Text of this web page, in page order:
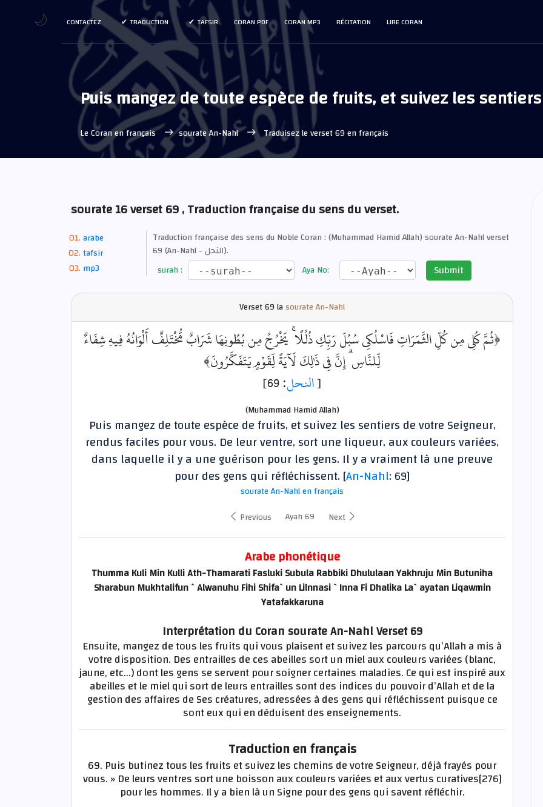
LIRE CORAN
RÉCITATION
CORAN MP3
CORAN PDF
TAFSIR
TRADUCTION
CONTACTEZ
Puis mangez de toute espèce de fruits, et suivez les
Le Coran en français sourate An-Nahl Traduisez le verset 69 en français
sourate 16 verset 69 , Traduction française du sens du verset.
arabe
tafsir
mp3
Traduction française des sens du Noble Coran : (Muhammad Hamid Allah) sourate An-Nahl verset
69 (An-Nahl - النحل).
surah :
Aya No: Submit
Verset69 lasourate An-Nahl
﴿ثُمَّ كُلِي مِن كُلِّ الثَّمَرَاتِ فَاسْلُكِي سُبُلَ رَبِّكِ ذُلُلًا ۚ يَخْرُجُ مِن بُطُونِهَا شَرَابٌ مُّخْتَلِفٌ أَلْوَانُهُ فِيهِ شِفَاءٌ
لِّلنَّاسِ ۗ إِنَّ فِي ذَٰلِكَ لَآيَةً لِّقَوْمٍ يَتَفَكَّرُونَ﴾
[النحل: 69]
(Muhammad Hamid Allah)
Puis mangez de toute espèce de fruits, et suivez les sentiers de votre Seigneur,
rendus faciles pour vous. De leur ventre, sort une liqueur, aux couleurs variées,
dans laquelle il y a une guérison pour les gens. Il y a vraiment là une preuve
pour des gens qui réfléchissent. [An-Nahl: 69]
sourate An-Nahl en français
Previous
Ayah 69 Next
Arabe phonétique
Thumma Kuli Min Kulli Ath-Thamarati Fasluki Subula Rabbiki Dhululaan Yakhruju Min Butuniha
Sharabun Mukhtalifun `Alwanuhu Fihi Shifa`un Lilnnasi `Inna Fi Dhalika La`ayatan Liqawmin
Yatafakkaruna
Interprétation du Coran sourate An-Nahl Verset 69
Ensuite, mangez de tous les fruits qui vous plaisent et suivez les parcours qu’Allah a mis à
votre disposition. Des entrailles de ces abeilles sort un miel aux couleurs variées (blanc,
jaune, etc...) dont les gens se servent pour soigner certaines maladies. Ce qui est inspiré aux
abeilles et le miel qui sort de leurs entrailles sont des indices du pouvoir d’Allah et de la
gestion des affaires de Ses créatures, adressées à des gens qui réfléchissent puisque ce
sont eux qui en déduisent des enseignements.
Traduction en français
69. Puis butinez tous les fruits et suivez les chemins de votre Seigneur, déjà frayés pour
vous. » De leurs ventres sort une boisson aux couleurs variées et aux vertus curatives[276]
pour les hommes. Il y a bien là un Signe pour des gens qui savent réfléchir.
🌙